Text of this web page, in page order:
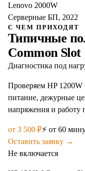
Lenovo 2000W
Серверные БП, 2022
С ЧЕМ ПРИХОДЯТ
Типичные
Common Slot
Диагностика под
Проверяем HP 1200W
питание, дежурные
напряжения и работу
от 3 500 ₽⚡ от 60
Оставить заявку →
Не включается